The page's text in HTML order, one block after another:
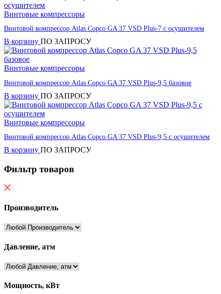
Винтовые компрессоры
Винтовой компрессор Atlas Copco GA 37 VSD Plus-7 с осушителем
В корзину ПО ЗАПРОСУ
Винтовые компрессоры
Винтовой компрессор Atlas Copco GA 37 VSD Plus-9,5 базовое
В корзину ПО ЗАПРОСУ
Винтовые компрессоры
Винтовой компрессор Atlas Copco GA 37 VSD Plus-9,5 с осушителем
В корзину ПО ЗАПРОСУ
Фильтр товаров
Производитель
Давление, атм
Мощность, кВт